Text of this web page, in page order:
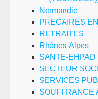
Normandie
PRECAIRES
RETRAITES
Rhônes-Alpes
SANTE-EHPAD
SECTEUR
SERVICES
SOUFFRANCE